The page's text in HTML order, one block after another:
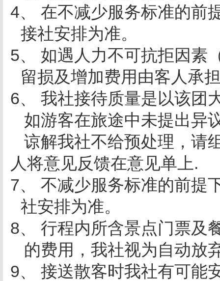
4、 在不减少服务标准的前
接社安排为准。
5、 如遇人力不可抗拒因素
留损及增加费用由客人承
6、 我社接待质量是以该团
如游客在旅途中未提出异
谅解我社不给预处理，请
人将意见反馈在意见单上.
7、 不减少服务标准的前提
社安排为准。
8、 行程内所含景点门票及
的费用，我社视为自动放
9、 接送散客时我社有可能